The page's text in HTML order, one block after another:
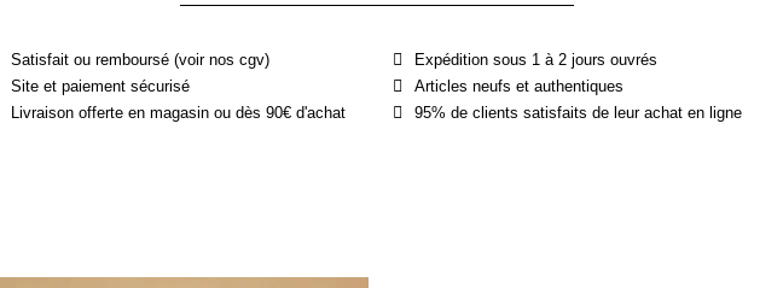
Satisfait ou remboursé (voir nos cgv)
Site et paiement sécurisé
Livraison offerte en magasin ou dès 90€ d'achat
Expédition sous 1 à 2 jours ouvrés
Articles neufs et authentiques
95% de clients satisfaits de leur achat en ligne